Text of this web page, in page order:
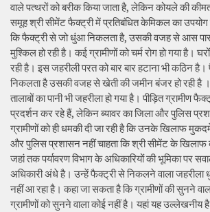
वाले पत्थरों को बरीक किया जाता है, लेकिन कोयले की
समूह श्री सीमेंट फैक्ट्री में प्रतिबंधित केमिकल का उपयोग
कि फैक्ट्री से जो धुंआ निकलता है, उसकी वजह से आस
मुश्किल हो रही है। कई ग्रामीणों को चर्म रोग हो गया है।
रही है। इस जहरीली परत को बार बार हटाना भी कठिन
निकलता है उसकी वजह से खेती की जमीन बंजर हो
तालाबों का पानी भी जहरीला हो गया है। पीड़ित ग्रामीण
प्रदर्शन कर रहे हैं, लेकिन ब्यावर का जिला और पुलिस
ग्रामीणों को ही धमकी दी जा रही है कि उनके खिलाफ
और पुलिस प्रशासन नहीं चाहता कि श्री सीमेंट के खिलाफ
जहां तक पर्यावरण विभाग के अधिकारियों की भूमिका पर
अधिकारी अंधे है। उन्हें फैक्ट्री से निकलने वाला
नहीं आ रहा है। कहा जा सकता है कि ग्रामीणों की सुनने
ग्रामीणों को सुनने वाला कोई नहीं है। यहां यह उल्लेखनीय है